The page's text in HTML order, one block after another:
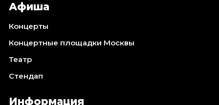
Декабрь 2026
Октябрь 2026
Август 2026
Афиша
Концерты
Концертные площадки Москвы
Театр
Стендап
Информация